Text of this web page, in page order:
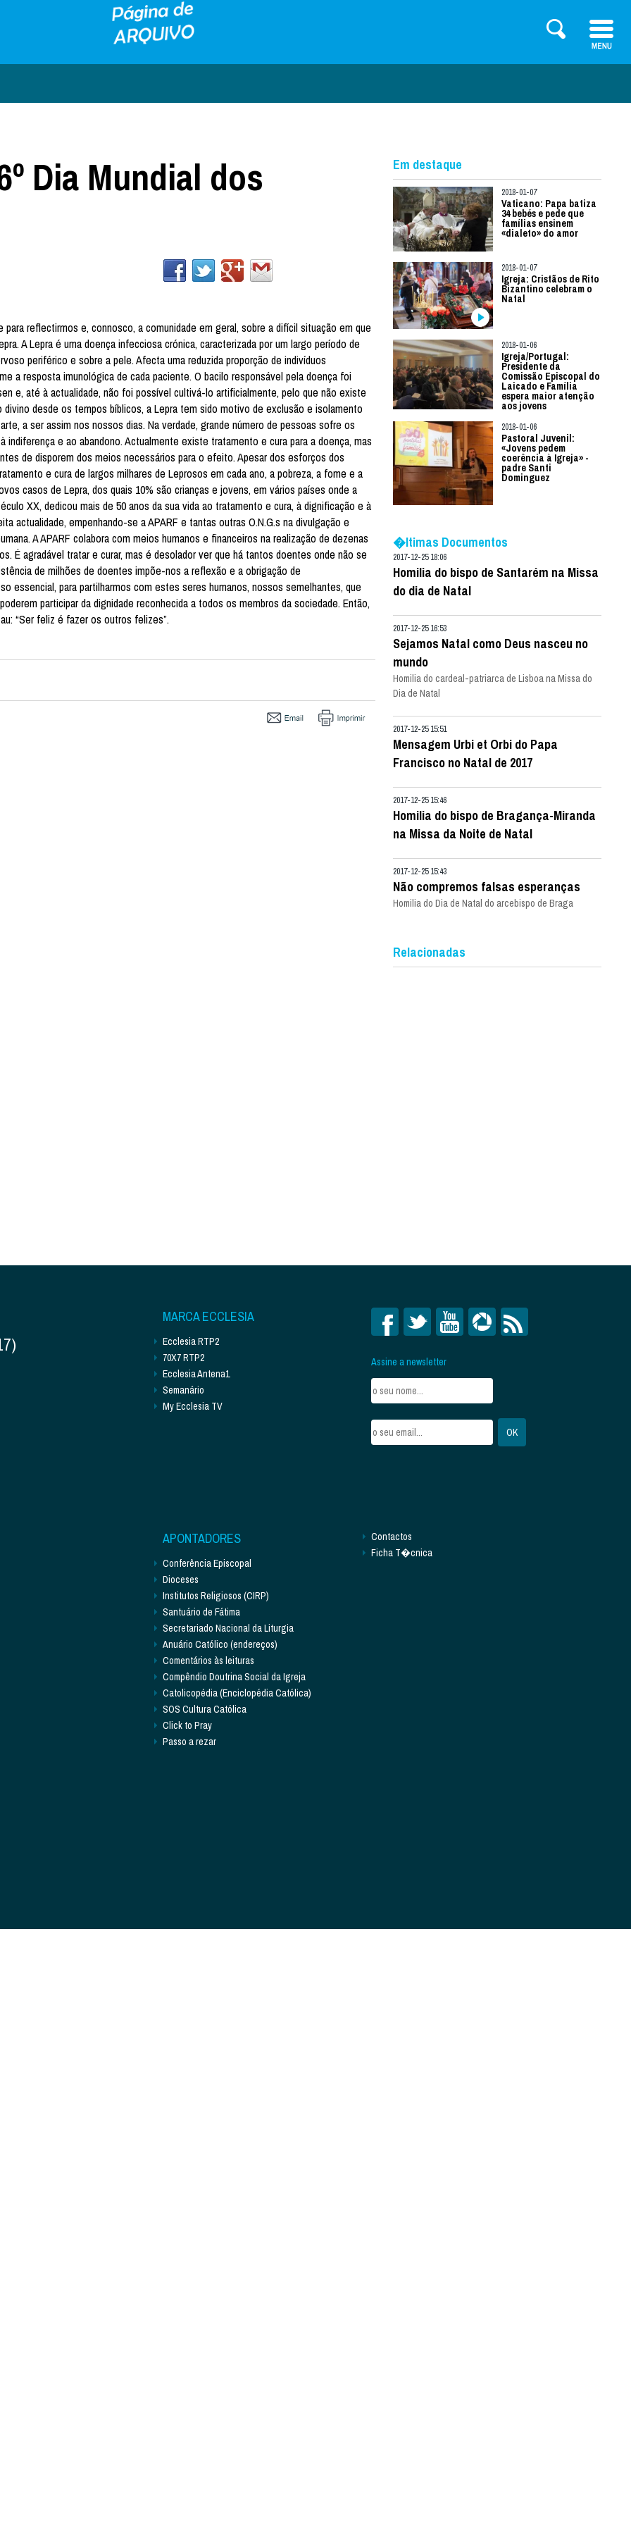
Dia Mundial dos
reflectirmos e, connosco, a comunidade em geral, sobre a difícil situação em que
A Lepra é uma doença infecciosa crónica, caracterizada por um largo período de
periférico e sobre a pele. Afecta uma reduzida proporção de indivíduos
a resposta imunológica de cada paciente. O bacilo responsável pela doença foi
e, até à actualidade, não foi possível cultivá-lo artificialmente, pelo que não existe
desde os tempos bíblicos, a Lepra tem sido motivo de exclusão e isolamento
a ser assim nos nossos dias. Na verdade, grande número de pessoas sofre os
e ao abandono. Actualmente existe tratamento e cura para a doença, mas
de disporem dos meios necessários para o efeito. Apesar dos esforços dos
e cura de largos milhares de Leprosos em cada ano, a pobreza, a fome e a
casos de Lepra, dos quais 10% são crianças e jovens, em vários países onde a
XX, dedicou mais de 50 anos da sua vida ao tratamento e cura, à dignificação e à
actualidade, empenhando-se a APARF e tantas outras O.N.G.s na divulgação e
A APARF colabora com meios humanos e financeiros na realização de dezenas
É agradável tratar e curar, mas é desolador ver que há tantos doentes onde não se
de milhões de doentes impõe-nos a reflexão e a obrigação de
essencial, para partilharmos com estes seres humanos, nossos semelhantes, que
participar da dignidade reconhecida a todos os membros da sociedade. Então,
“Ser feliz é fazer os outros felizes”.
Em destaque
2018-01-07
Vaticano: Papa batiza
34 bebés e pede que
famílias ensinem
«dialeto» do amor
2018-01-07
Igreja: Cristãos de Rito
Bizantino celebram o
Natal
2018-01-06
Igreja/Portugal:
Presidente da
Comissão Episcopal do
Laicado e Família
espera maior atenção
aos jovens
2018-01-06
Pastoral Juvenil:
«Jovens pedem
coerência à Igreja» -
padre Santi
Dominguez
�ltimas Documentos
2017-12-25 18:06
Homilia do bispo de Santarém na Missa
do dia de Natal
2017-12-25 16:53
Sejamos Natal como Deus nasceu no
mundo
Homilia do cardeal-patriarca de Lisboa na Missa do
Dia de Natal
2017-12-25 15:51
Mensagem Urbi et Orbi do Papa
Francisco no Natal de 2017
2017-12-25 15:46
Homilia do bispo de Bragança-Miranda
na Missa da Noite de Natal
2017-12-25 15:43
Não compremos falsas esperanças
Homilia do Dia de Natal do arcebispo de Braga
Relacionadas
MARCA ECCLESIA
Ecclesia RTP2
70X7 RTP2
Ecclesia Antena1
Semanário
My Ecclesia TV
Assine a newsletter
APONTADORES
Conferência Episcopal
Dioceses
Institutos Religiosos (CIRP)
Santuário de Fátima
Secretariado Nacional da Liturgia
Anuário Católico (endereços)
Comentários às leituras
Compêndio Doutrina Social da Igreja
Catolicopédia (Enciclopédia Católica)
SOS Cultura Católica
Click to Pray
Passo a rezar
Contactos
Ficha T�cnica